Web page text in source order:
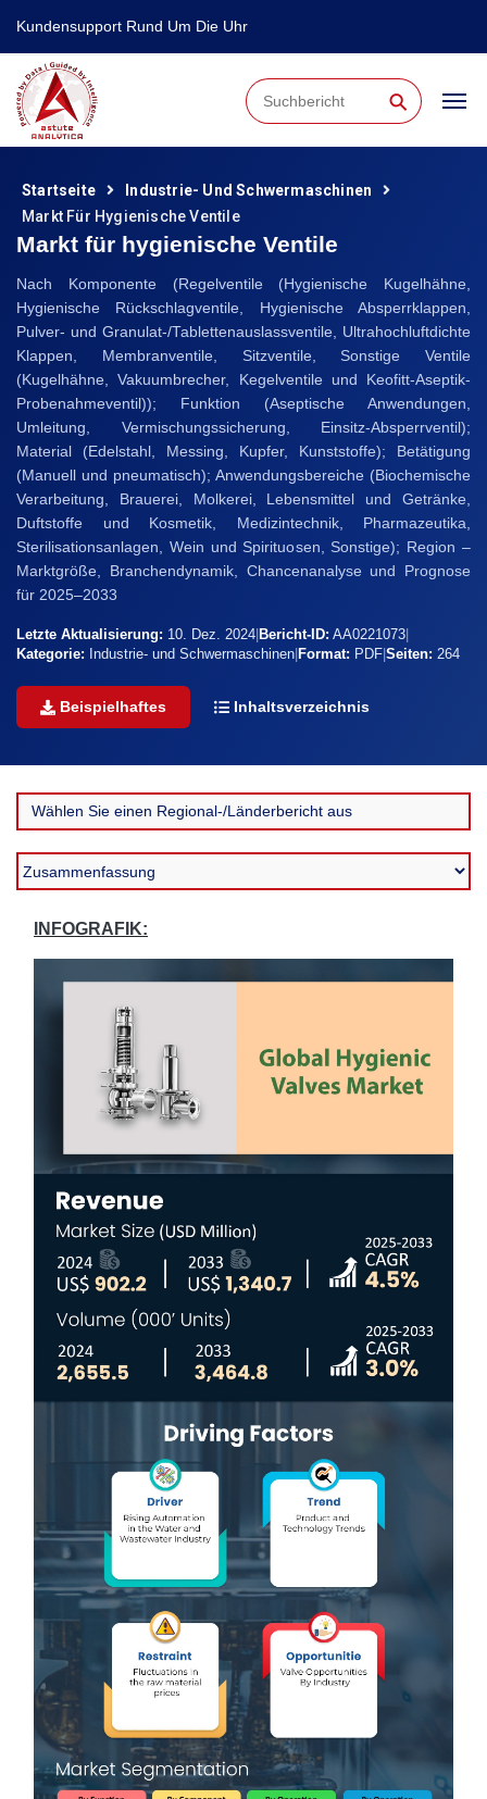
Kundensupport Rund Um Die Uhr
⚲
Startseite
Industrie- Und Schwermaschinen
Markt Für Hygienische Ventile
Markt für hygienische Ventile
Nach Komponente (Regelventile (Hygienische Kugelhähne,
Hygienische Rückschlagventile, Hygienische Absperrklappen,
Pulver- und Granulat-/Tablettenauslassventile, Ultrahochluftdichte
Klappen, Membranventile, Sitzventile, Sonstige Ventile
(Kugelhähne, Vakuumbrecher, Kegelventile und Keofitt-Aseptik-
Probenahmeventil)); Funktion (Aseptische Anwendungen,
Umleitung, Vermischungssicherung, Einsitz-Absperrventil);
Material (Edelstahl, Messing, Kupfer, Kunststoffe); Betätigung
(Manuell und pneumatisch); Anwendungsbereiche (Biochemische
Verarbeitung, Brauerei, Molkerei, Lebensmittel und Getränke,
Duftstoffe und Kosmetik, Medizintechnik, Pharmazeutika,
Sterilisationsanlagen, Wein und Spirituosen, Sonstige); Region –
Marktgröße, Branchendynamik, Chancenanalyse und Prognose
für 2025–2033
Letzte Aktualisierung: 10. Dez. 2024 Bericht-ID: AA0221073
Kategorie: Industrie- und Schwermaschinen Format: PDF Seiten: 264
Beispielhaftes Inhaltsverzeichnis
INFOGRAFIK: